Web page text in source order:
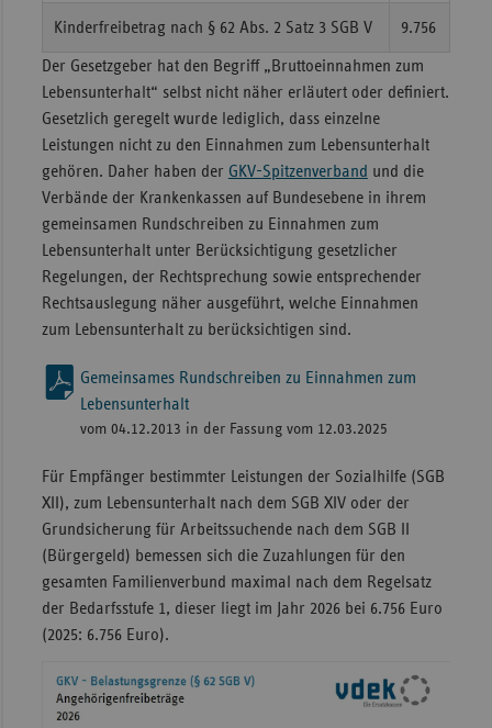
Kinderfreibetrag nach § 62 Abs. 2 Satz 3 SGB V 9.756
Der Gesetzgeber hat den Begriff „Bruttoeinnahmen zum
Lebensunterhalt“ selbst nicht näher erläutert oder definiert.
Gesetzlich geregelt wurde lediglich, dass einzelne
Leistungen nicht zu den Einnahmen zum Lebensunterhalt
gehören. Daher haben der GKV-Spitzenverband und die
Verbände der Krankenkassen auf Bundesebene in ihrem
gemeinsamen Rundschreiben zu Einnahmen zum
Lebensunterhalt unter Berücksichtigung gesetzlicher
Regelungen, der Rechtsprechung sowie entsprechender
Rechtsauslegung näher ausgeführt, welche Einnahmen
zum Lebensunterhalt zu berücksichtigen sind.
Gemeinsames Rundschreiben zu Einnahmen zum
Lebensunterhalt
vom 04.12.2013 in der Fassung vom 12.03.2025
Für Empfänger bestimmter Leistungen der Sozialhilfe (SGB
XII), zum Lebensunterhalt nach dem SGB XIV oder der
Grundsicherung für Arbeitssuchende nach dem SGB II
(Bürgergeld) bemessen sich die Zuzahlungen für den
gesamten Familienverbund maximal nach dem Regelsatz
der Bedarfsstufe 1, dieser liegt im Jahr 2026 bei 6.756 Euro
(2025: 6.756 Euro).